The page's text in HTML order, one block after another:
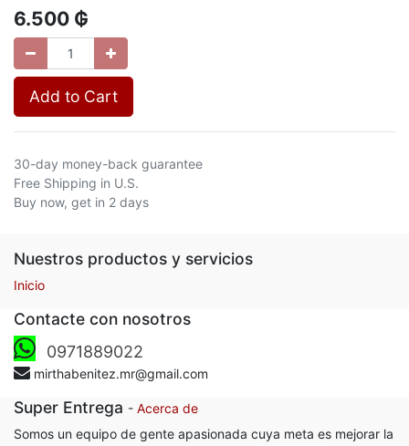
6.500 ₲
Add to Cart
30-day money-back guarantee
Free Shipping in U.S.
Buy now, get in 2 days
Nuestros productos y servicios
Inicio
Contacte con nosotros
0971889022
mirthabenitez.mr@gmail.com
Super Entrega - Acerca de
Somos un equipo de gente apasionada cuya meta es mejorar la